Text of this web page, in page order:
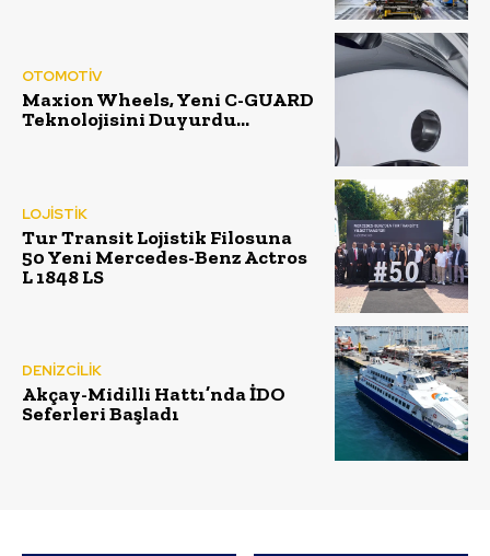
OTOMOTİV
Maxion Wheels, Yeni C-GUARD
Teknolojisini Duyurdu…
LOJİSTİK
Tur Transit Lojistik Filosuna
50 Yeni Mercedes-Benz Actros
L 1848 LS
DENİZCİLİK
Akçay-Midilli Hattı’nda İDO
Seferleri Başladı